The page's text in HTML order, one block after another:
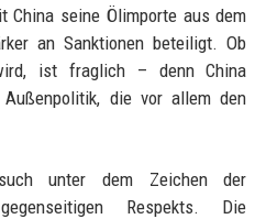
China seine Ölimporte aus dem
an Sanktionen beteiligt. Ob
ist fraglich – denn China
die vor allem den
unter dem Zeichen der
Respekts. Die